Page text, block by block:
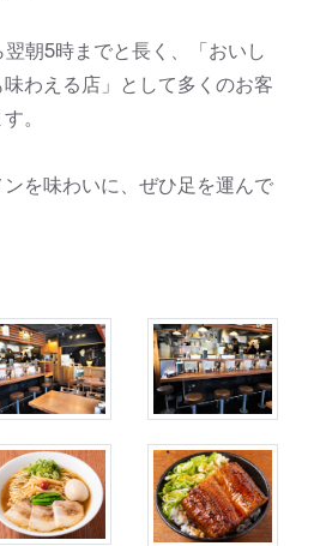
朝5時までと長く、「おいし
わえる店」として多くのお客
。
を味わいに、ぜひ足を運んで